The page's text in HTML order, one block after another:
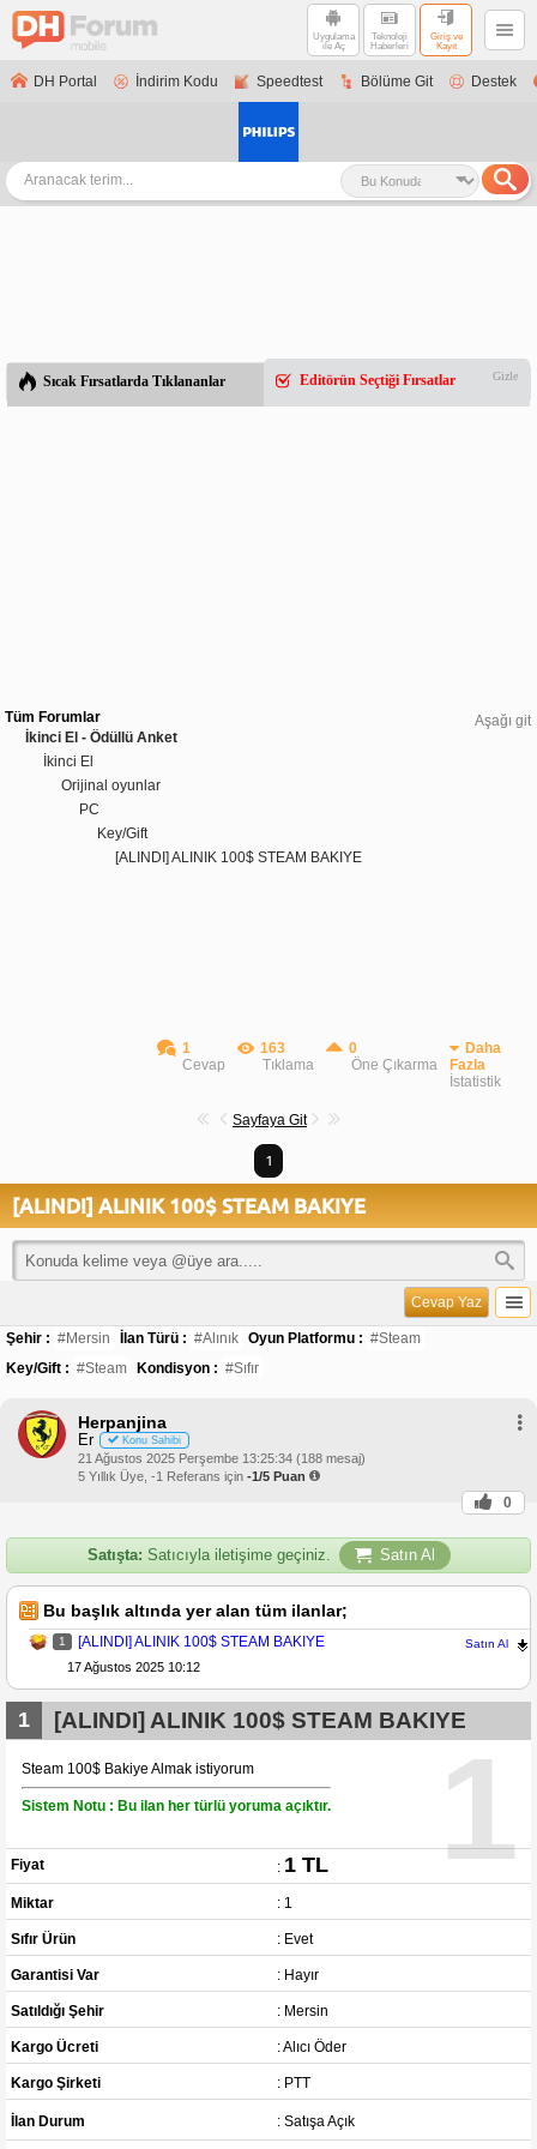
Uygulama
ile Aç
Teknoloji
Haberleri
Giriş ve
Kayıt
DH Portal İndirim Kodu Speedtest Bölüme Git Destek
Sıcak Fırsatlarda Tıklananlar Editörün Seçtiği Fırsatlar Gizle
Aşağı git
Tüm Forumlar
İkinci El - Ödüllü Anket
İkinci El
Orijinal oyunlar
PC
Key/Gift
[ALINDI] ALINIK 100$ STEAM BAKIYE
1
Cevap
163
Tıklama
0
Öne Çıkarma
Daha
Fazla
İstatistik
Sayfaya Git
1
[ALINDI] ALINIK 100$ STEAM BAKIYE
Cevap Yaz
Şehir : #Mersin İlan Türü : #Alınık Oyun Platformu : #Steam
Key/Gift : #Steam Kondisyon : #Sıfır
Herpanjina
Er Konu Sahibi
21 Ağustos 2025 Perşembe 13:25:34 (188 mesaj)
5 Yıllık Üye, -1 Referans için -1/5 Puan
0
Satışta: Satıcıyla iletişime geçiniz. Satın Al
Bu başlık altında yer alan tüm ilanlar;
1 [ALINDI] ALINIK 100$ STEAM BAKIYE Satın Al
17 Ağustos 2025 10:12
1
1 [ALINDI] ALINIK 100$ STEAM BAKIYE
Steam 100$ Bakiye Almak istiyorum
Sistem Notu : Bu ilan her türlü yoruma açıktır.
Fiyat : 1 TL
Miktar : 1
Sıfır Ürün : Evet
Garantisi Var : Hayır
Satıldığı Şehir : Mersin
Kargo Ücreti : Alıcı Öder
Kargo Şirketi : PTT
İlan Durum : Satışa Açık